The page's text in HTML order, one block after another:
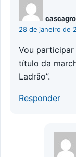
28 de janeiro de
Vou participar
título da
Ladrão”.
Responder